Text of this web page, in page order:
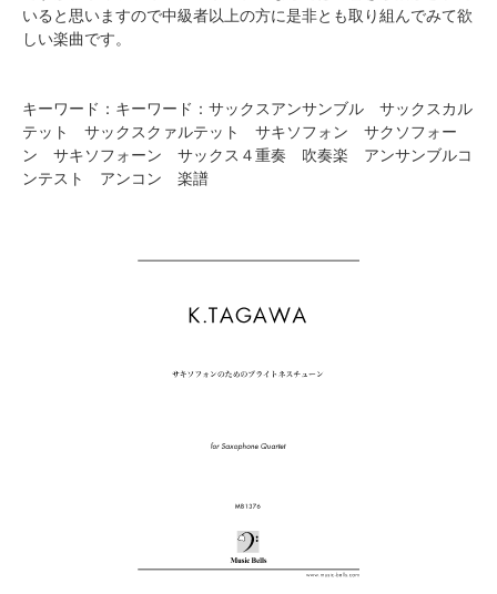
いると思いますので中級者以上の方に是非とも取り組んでみて欲
しい楽曲です。
キーワード：キーワード：サックスアンサンブル サックスカル
テット サックスクァルテット サキソフォン サクソフォー
ン サキソフォーン サックス４重奏 吹奏楽 アンサンブルコ
ンテスト アンコン 楽譜